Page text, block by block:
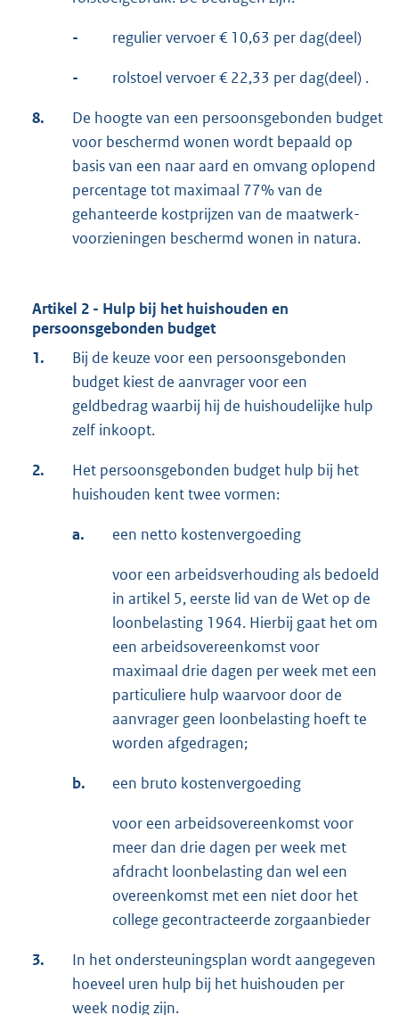
- regulier vervoer € 10,63 per dag(deel)
- rolstoel vervoer € 22,33 per dag(deel) .
8.
De hoogte van een persoonsgebonden budget
voor beschermd wonen wordt bepaald op
basis van een naar aard en omvang oplopend
percentage tot maximaal 77% van de
gehanteerde kostprijzen van de maatwerk-
voorzieningen beschermd wonen in natura.
Artikel 2 - Hulp bij het huishouden en
persoonsgebonden budget
1.
Bij de keuze voor een persoonsgebonden
budget kiest de aanvrager voor een
geldbedrag waarbij hij de huishoudelijke hulp
zelf inkoopt.
2.
Het persoonsgebonden budget hulp bij het
huishouden kent twee vormen:
a. een netto kostenvergoeding
voor een arbeidsverhouding als bedoeld
in artikel 5, eerste lid van de Wet op de
loonbelasting 1964. Hierbij gaat het om
een arbeidsovereenkomst voor
maximaal drie dagen per week met een
particuliere hulp waarvoor door de
aanvrager geen loonbelasting hoeft te
worden afgedragen;
b. een bruto kostenvergoeding
voor een arbeidsovereenkomst voor
meer dan drie dagen per week met
afdracht loonbelasting dan wel een
overeenkomst met een niet door het
college gecontracteerde zorgaanbieder
3.
In het ondersteuningsplan wordt aangegeven
hoeveel uren hulp bij het huishouden per
week nodig zijn.